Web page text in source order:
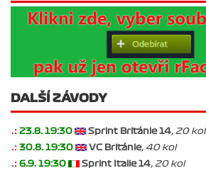
DALŠÍ ZÁVODY
.: 23.8. 19:30 Sprint Británie 14, 20 kol
.: 30.8. 19:30 VC Británie, 40 kol
.: 6.9. 19:30 Sprint Italie 14, 20 kol